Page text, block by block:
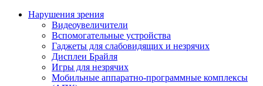
Нарушения зрения
Видеоувеличители
Вспомогательные устройства
Гаджеты для слабовидящих и незрячих
Дисплеи Брайля
Игры для незрячих
Мобильные аппаратно-программные комплексы